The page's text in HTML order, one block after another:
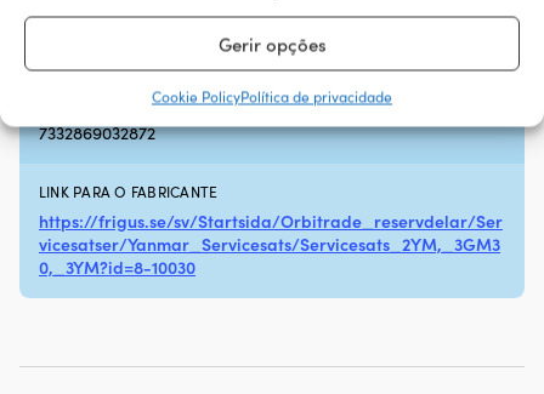
Gerir opções
Cookie PolicyPolítica de privacidade
Filtro de combustível, filtro de óleo, filtro de ar, kit de
7332869032872
LINK PARA O FABRICANTE
https://frigus.se/sv/Startsida/Orbitrade_reservdelar/Ser
vicesatser/Yanmar_Servicesats/Servicesats_2YM,_3GM3
0,_3YM?id=8-10030